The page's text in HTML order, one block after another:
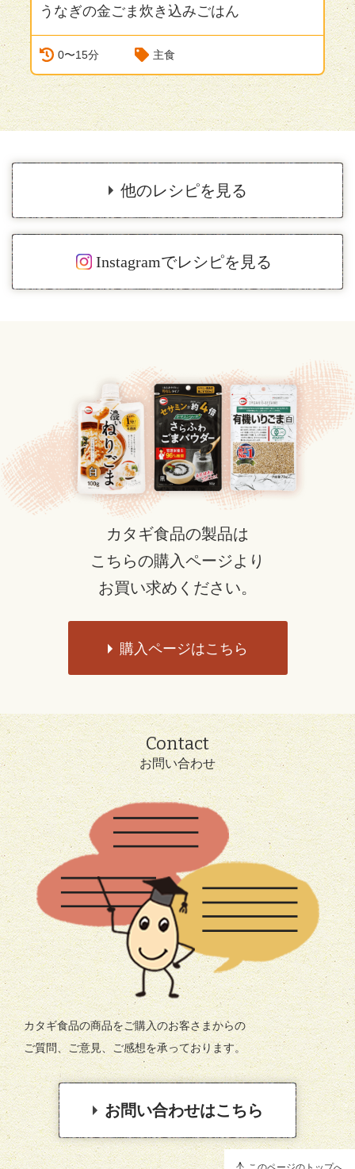
うなぎの金ごま炊き込みごはん
0〜15分 主食
他のレシピを見る
Instagramでレシピを見る
カタギ食品の製品は
こちらの購入ページより
お買い求めください。
購入ページはこちら
Contact
お問い合わせ
カタギ食品の商品をご購入のお客さまからの
ご質問、ご意見、ご感想を承っております。
お問い合わせはこちら